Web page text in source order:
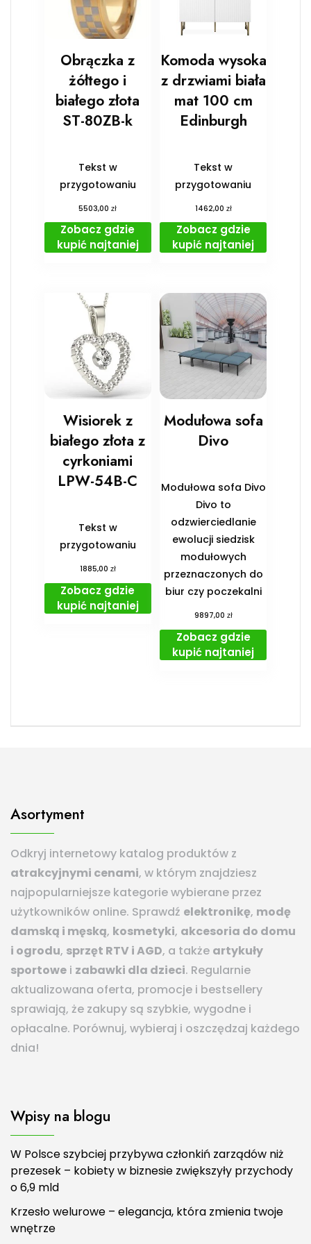
Obrączka z
żółtego i
białego złota
ST-80ZB-k
Tekst w
przygotowaniu
5503,00zł
Zobacz gdzie
kupić najtaniej
Komoda wysoka
z drzwiami biała
mat 100 cm
Edinburgh
Tekst w
przygotowaniu
1462,00 zł
Zobacz gdzie
kupić najtaniej
Wisiorek z
białego złota z
cyrkoniami
LPW-54B-C
Tekst w
przygotowaniu
1885,00 zł
Zobacz gdzie
kupić najtaniej
Modułowa sofa
Divo
Modułowa sofa Divo
Divo to
odzwierciedlanie
ewolucji siedzisk
modułowych
przeznaczonych do
biur czy poczekalni
9897,00 zł
Zobacz gdzie
kupić najtaniej
Asortyment
Odkryj internetowy katalog produktów z
atrakcyjnymi cenami, w którym znajdziesz
najpopularniejsze kategorie wybierane przez
użytkowników online. Sprawdź elektronikę, modę
damską i męską, kosmetyki, akcesoria do domu
i ogrodu, sprzęt RTV i AGD, a także artykuły
sportowe i zabawki dla dzieci. Regularnie
aktualizowana oferta, promocje i bestsellery
sprawiają, że zakupy są szybkie, wygodne i
opłacalne. Porównuj, wybieraj i oszczędzaj każdego
dnia!
Wpisy na blogu
W Polsce szybciej przybywa członkiń zarządów niż
prezesek – kobiety w biznesie zwiększyły przychody
o 6,9 mld
Krzesło welurowe – elegancja, która zmienia twoje
wnętrze